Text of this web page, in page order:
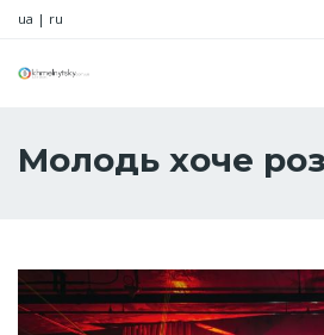
ua | ru
Молодь хоче